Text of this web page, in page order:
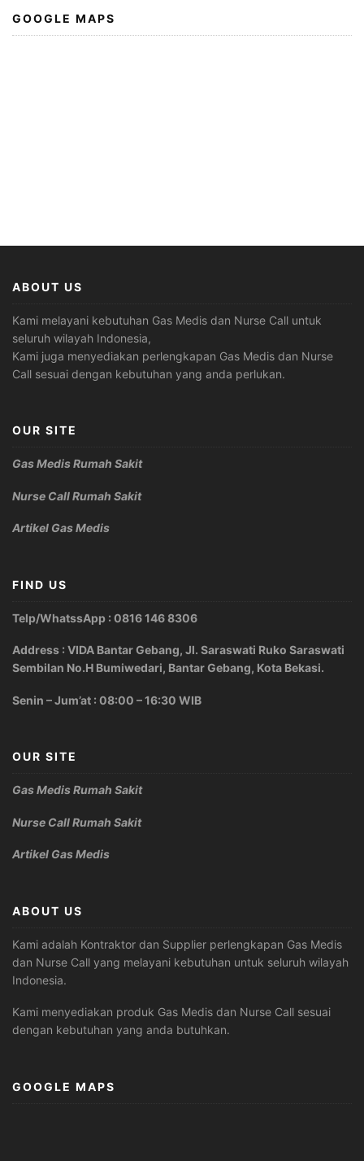
GOOGLE MAPS
ABOUT US
Kami melayani kebutuhan Gas Medis dan Nurse Call untuk
seluruh wilayah Indonesia,
Kami juga menyediakan perlengkapan Gas Medis dan Nurse
Call sesuai dengan kebutuhan yang anda perlukan.
OUR SITE
Gas Medis Rumah Sakit
Nurse Call Rumah Sakit
Artikel Gas Medis
FIND US
Telp/WhatssApp : 0816 146 8306
Address : VIDA Bantar Gebang, Jl. Saraswati Ruko Saraswati
Sembilan No.H Bumiwedari, Bantar Gebang, Kota Bekasi.
Senin – Jum’at : 08:00 – 16:30 WIB
OUR SITE
Gas Medis Rumah Sakit
Nurse Call Rumah Sakit
Artikel Gas Medis
ABOUT US
Kami adalah Kontraktor dan Supplier perlengkapan Gas Medis
dan Nurse Call yang melayani kebutuhan untuk seluruh wilayah
Indonesia.
Kami menyediakan produk Gas Medis dan Nurse Call sesuai
dengan kebutuhan yang anda butuhkan.
GOOGLE MAPS